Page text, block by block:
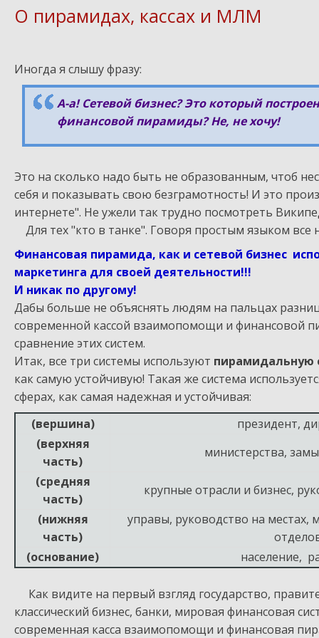
О пирамидах, кассах и МЛМ
Иногда я слышу фразу:
А-а! Сетевой бизнес? Это который
финансовой пирамиды? Не, не хочу!
Это на сколько надо быть не образованным, чтоб
себя и показывать свою безграмотность! И это
интернете". Не ужели так трудно посмотреть
Для тех "кто в танке". Говоря простым языком все
Финансовая пирамида, как и сетевой бизнес
маркетинга для своей деятельности!!!
И никак по другому!
Дабы больше не объяснять людям на пальцах
современной кассой взаимопомощи и финансовой
сравнение этих систем.
Итак, все три системы используют пирамидальную
как самую устойчивую! Такая же система
сферах, как самая надежная и устойчивая:
(вершина)
президент,
(верхняя
часть)
министерства,
(средняя
часть)
крупные отрасли и бизнес,
(нижняя
часть)
управы, руководство на местах,
(основание)
население,
Как видите на первый взгляд государство,
классический бизнес, банки, мировая финансовая
современная касса взаимопомощи и финансовая